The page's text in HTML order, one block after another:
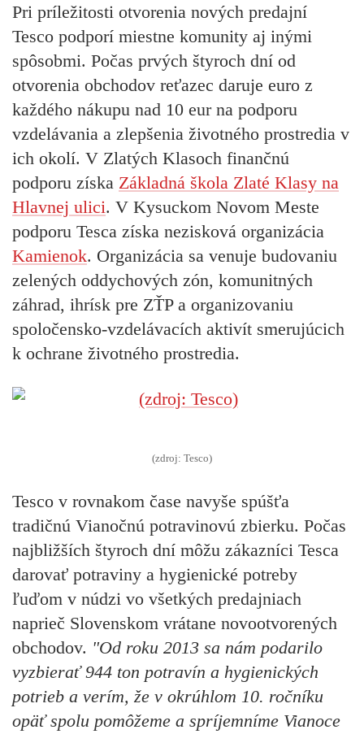
Pri príležitosti otvorenia nových predajní
Tesco podporí miestne komunity aj inými
spôsobmi. Počas prvých štyroch dní od
otvorenia obchodov reťazec daruje euro z
každého nákupu nad 10 eur na podporu
vzdelávania a zlepšenia životného prostredia v
ich okolí. V Zlatých Klasoch finančnú
podporu získa Základná škola Zlaté Klasy na
Hlavnej ulici. V Kysuckom Novom Meste
podporu Tesca získa nezisková organizácia
Kamienok. Organizácia sa venuje budovaniu
zelených oddychových zón, komunitných
záhrad, ihrísk pre ZŤP a organizovaniu
spoločensko-vzdelávacích aktivít smerujúcich
k ochrane životného prostredia.
(zdroj: Tesco)
Tesco v rovnakom čase navyše spúšťa
tradičnú Vianočnú potravinovú zbierku. Počas
najbližších štyroch dní môžu zákazníci Tesca
darovať potraviny a hygienické potreby
ľuďom v núdzi vo všetkých predajniach
naprieč Slovenskom vrátane novootvorených
obchodov. "Od roku 2013 sa nám podarilo
vyzbierať 944 ton potravín a hygienických
potrieb a verím, že v okrúhlom 10. ročníku
opäť spolu pomôžeme a spríjemníme Vianoce